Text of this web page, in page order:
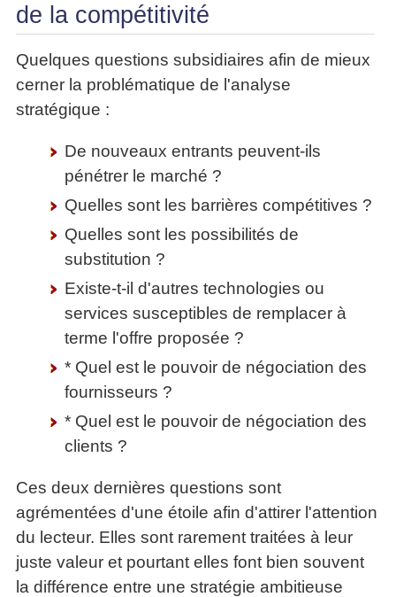
de la compétitivité
Quelques questions subsidiaires afin de mieux
cerner la problématique de l'analyse
stratégique :
De nouveaux entrants peuvent-ils
pénétrer le marché ?
Quelles sont les barrières compétitives ?
Quelles sont les possibilités de
substitution ?
Existe-t-il d'autres technologies ou
services susceptibles de remplacer à
terme l'offre proposée ?
* Quel est le pouvoir de négociation des
fournisseurs ?
* Quel est le pouvoir de négociation des
clients ?
Ces deux dernières questions sont
agrémentées d'une étoile afin d'attirer l'attention
du lecteur. Elles sont rarement traitées à leur
juste valeur et pourtant elles font bien souvent
la différence entre une stratégie ambitieuse